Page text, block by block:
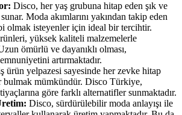
Disco, her yaş grubuna hitap eden şık ve
Moda akımlarını yakından takip eden
olmak isteyenler için ideal bir tercihtir.
yüksek kaliteli malzemelerle
ömürlü ve dayanıklı olması,
artırmaktadır.
ürün yelpazesi sayesinde her zevke hitap
bulmak mümkündür. Disco Türkiye,
göre farklı alternatifler sunmaktadır.
Disco, sürdürülebilir moda anlayışı ile